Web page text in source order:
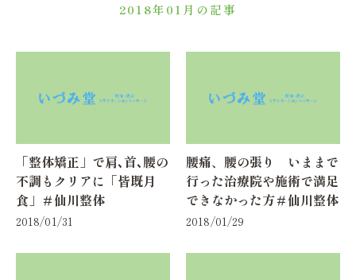
2018年01月の記事
「整体矯正」で肩､首､腰の
不調もクリアに「皆既月
食」＃仙川整体
2018/01/31
腰痛、腰の張り いままで
行った治療院や施術で満足
できなかった方＃仙川整体
2018/01/29